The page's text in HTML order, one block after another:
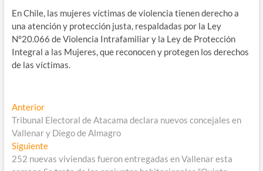
En Chile, las mujeres víctimas de violencia tienen derecho a
una atención y protección justa, respaldadas por la Ley
N°20.066 de Violencia Intrafamiliar y la Ley de Protección
Integral a las Mujeres, que reconocen y protegen los derechos
de las víctimas.
Navegación
de
entradas
AnteriorEntrada
anterior:
Tribunal Electoral de Atacama declara nuevos concejales en
Vallenar y Diego de Almagro
SiguienteEntrada
siguiente:
252 nuevas viviendas fueron entregadas en Vallenar esta